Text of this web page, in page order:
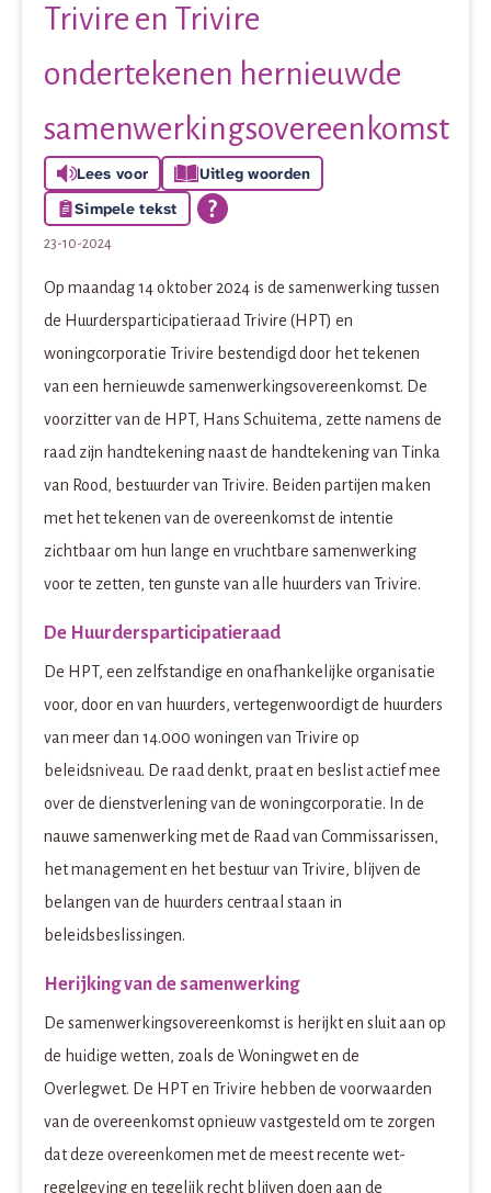
Trivire en Trivire
ondertekenen hernieuwde
samenwerkingsovereenkomst
Lees voor
Uitleg woorden
Simpele tekst
23-10-2024
Op maandag 14 oktober 2024 is de samenwerking tussen
de Huurdersparticipatieraad Trivire (HPT) en
woningcorporatie Trivire bestendigd door het tekenen
van een hernieuwde samenwerkingsovereenkomst. De
voorzitter van de HPT, Hans Schuitema, zette namens de
raad zijn handtekening naast de handtekening van Tinka
van Rood, bestuurder van Trivire. Beiden partijen maken
met het tekenen van de overeenkomst de intentie
zichtbaar om hun lange en vruchtbare samenwerking
voor te zetten, ten gunste van alle huurders van Trivire.
De Huurdersparticipatieraad
De HPT, een zelfstandige en onafhankelijke organisatie
voor, door en van huurders, vertegenwoordigt de huurders
van meer dan 14.000 woningen van Trivire op
beleidsniveau. De raad denkt, praat en beslist actief mee
over de dienstverlening van de woningcorporatie. In de
nauwe samenwerking met de Raad van Commissarissen,
het management en het bestuur van Trivire, blijven de
belangen van de huurders centraal staan in
beleidsbeslissingen.
Herijking van de samenwerking
De samenwerkingsovereenkomst is herijkt en sluit aan op
de huidige wetten, zoals de Woningwet en de
Overlegwet. De HPT en Trivire hebben de voorwaarden
van de overeenkomst opnieuw vastgesteld om te zorgen
dat deze overeenkomen met de meest recente wet-
regelgeving en tegelijk recht blijven doen aan de